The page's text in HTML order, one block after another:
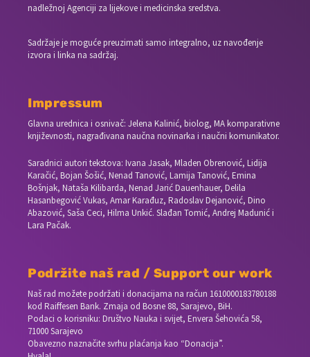
nadležnoj Agenciji za lijekove i medicinska sredstva.
Sadržaje je moguće preuzimati samo integralno, uz navođenje
izvora i linka na sadržaj.
Impressum
Glavna urednica i osnivač: Jelena Kalinić, biolog, MA komparativne
književnosti, nagrađivana naučna novinarka i naučni komunikator.
Saradnici autori tekstova: Ivana Jasak, Mladen Obrenović, Lidija
Karačić, Bojan Šošić, Nenad Tanović, Lamija Tanović, Emina
Bošnjak, Nataša Kilibarda, Nenad Jarić Dauenhauer, Delila
Hasanbegović Vukas, Amar Karađuz, Radoslav Dejanović, Dino
Abazović, Saša Ceci, Hilma Unkić. Slađan Tomić, Andrej Madunić i
Lara Pačak.
Podržite naš rad / Support our work
Naš rad možete podržati i donacijama na račun 1610000183780188
kod Raiffesen Bank. Zmaja od Bosne 88, Sarajevo, BiH.
Podaci o korisniku: Društvo Nauka i svijet, Envera Šehovića 58,
71000 Sarajevo
Obavezno naznačite svrhu plaćanja kao “Donacija”.